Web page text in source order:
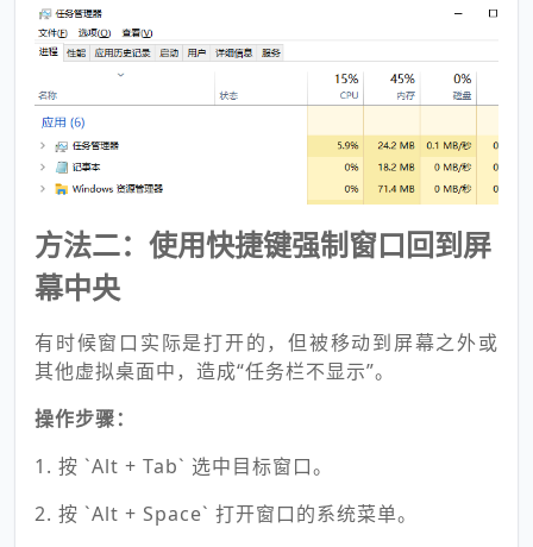
方法二：使用快捷键强制窗口回到屏
幕中央
有时候窗口实际是打开的，但被移动到屏幕之外或
其他虚拟桌面中，造成“任务栏不显示”。
操作步骤：
1. 按 `Alt + Tab` 选中目标窗口。
2. 按 `Alt + Space` 打开窗口的系统菜单。